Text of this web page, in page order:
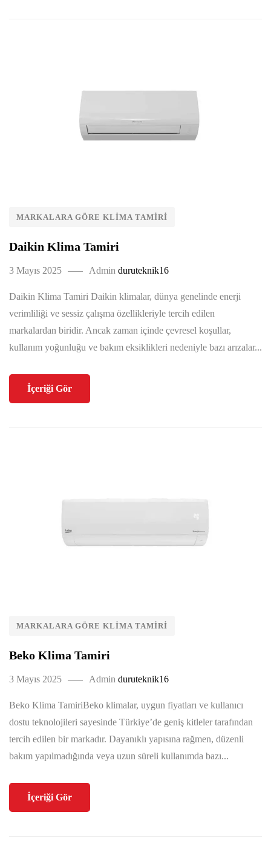
MARKALARA GÖRE KLIMA TAMIRI
Daikin Klima Tamiri
3 Mayıs 2025 Admin duruteknik16
Daikin Klima Tamiri Daikin klimalar, dünya genelinde enerji
verimliliği ve sessiz çalışma özellikleriyle tercih edilen
markalardan biridir. Ancak zaman içinde çevresel koşullar,
kullanım yoğunluğu ve bakım eksiklikleri nedeniyle bazı arızalar...
İçeriği Gör
MARKALARA GÖRE KLIMA TAMIRI
Beko Klima Tamiri
3 Mayıs 2025 Admin duruteknik16
Beko Klima TamiriBeko klimalar, uygun fiyatları ve kullanıcı
dostu teknolojileri sayesinde Türkiye’de geniş kitleler tarafından
tercih edilen bir markadır. Dayanıklı yapısına rağmen, düzenli
bakım yapılmadığında veya uzun süreli kullanımda bazı...
İçeriği Gör